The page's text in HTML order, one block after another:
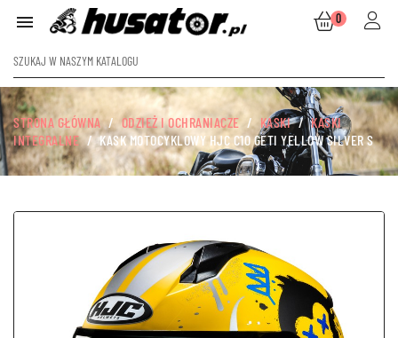
 0
STRONA GŁÓWNA ODZIEŻ I OCHRANIACZE KASKI
KASKI
INTEGRALNE
KASK MOTOCYKLOWY HJC C10 GETI YELLOW SILVER S